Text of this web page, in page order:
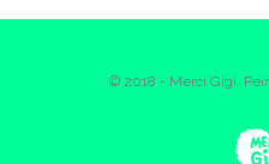
© 2018 - Merci Gigi.